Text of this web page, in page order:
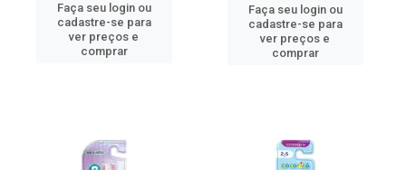
Faça seu login ou
cadastre-se para
ver preços e
comprar
Faça seu login ou
cadastre-se para
ver preços e
comprar